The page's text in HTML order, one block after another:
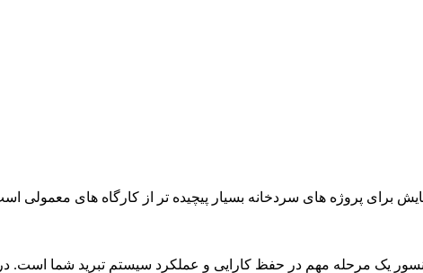
برای پروژه های سردخانه بسیار پیچیده تر از کارگاه های معمولی
یک مرحله مهم در حفظ کارایی و عملکرد سیستم تبرید شما است.